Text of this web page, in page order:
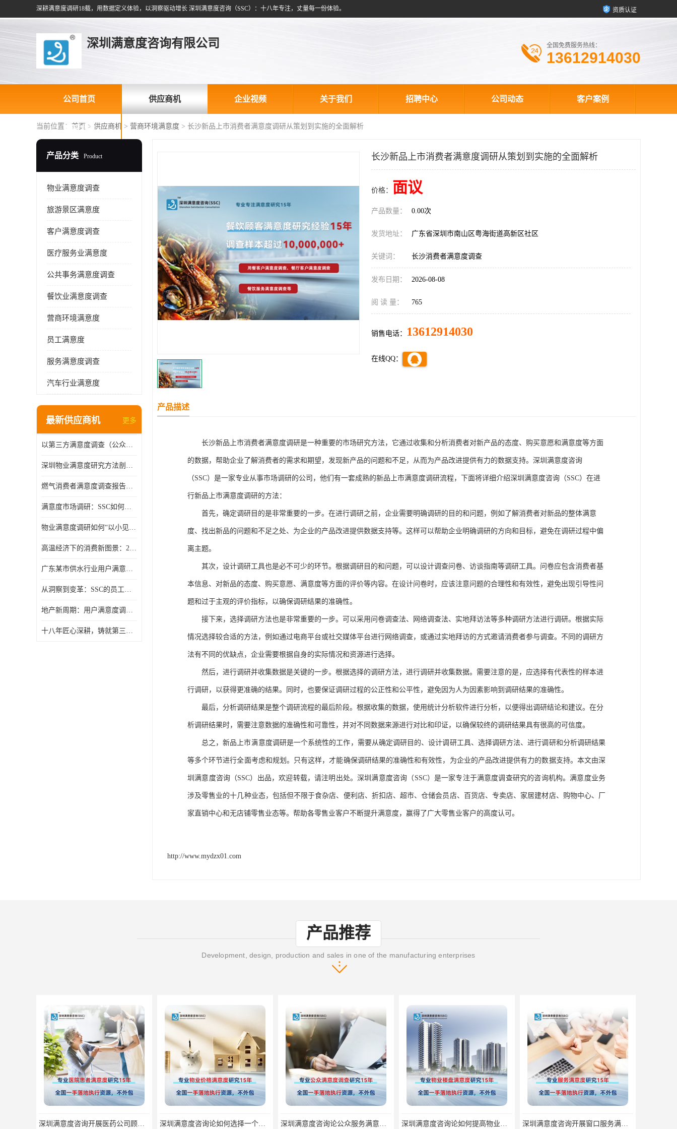
深耕满意度调研18载，用数据定义体验，以洞察驱动增长 深圳满意度咨询（SSC）：十八年专注，丈量每一份体验。 资质认证
深圳满意度咨询有限公司 全国免费服务热线：
13612914030
公司首页 供应商机 企业视频 关于我们 招聘中心 公司动态 客户案例
联系方式
当前位置： 首页 > 供应商机 > 营商环境满意度 > 长沙新品上市消费者满意度调研从策划到实施的全面解析
产品分类 Product
物业满意度调查
旅游景区满意度
客户满意度调查
医疗服务业满意度
公共事务满意度调查
餐饮业满意度调查
营商环境满意度
员工满意度
服务满意度调查
汽车行业满意度
最新供应商机 更多
以第三方满意度调查（公众满意度调查），驱动供水服务升级
深圳物业满意度研究方法剖析：选择合适的“听诊器”
燃气消费者满意度调查报告（公众满意度调查）
满意度市场调研：SSC如何用报告让满意度“活”起来？
物业满意度调研如何“以小见大”？SSC动态抽样模型给出答案
高温经济下的消费新图景：2025年夏季消费满意度洞察
广东某市供水行业用户满意度调查报告
从洞察到变革：SSC的员工满意度调研组织诊断模型
地产新周期：用户满意度调研的价值回归
十八年匠心深耕，铸就第三方满意度调查权威
长沙新品上市消费者满意度调研从策划到实施的全面解析
价格： 面议
产品数量： 0.00次
发货地址： 广东省深圳市南山区粤海街道高新区社区
关键词： 长沙消费者满意度调查
发布日期： 2026-08-08
阅 读 量： 765
销售电话： 13612914030
在线QQ：
产品描述
长沙新品上市消费者满意度调研是一种重要的市场研究方法，它通过收集和分析消费者对新产品的态度、购买意愿和满意度等方面
的数据，帮助企业了解消费者的需求和期望，发现新产品的问题和不足，从而为产品改进提供有力的数据支持。 深圳满意度咨询
（SSC） 是一家专业从事市场调研的公司，他们有一套成熟的新品上市满意度调研流程， 下面将详细介绍深圳满意度咨询（SSC） 在进
行新品上市满意度调研的方法：
首先，确定调研目的是非常重要的一步。在进行调研之前，企业需要明确调研的目的和问题，例如了解消费者对新品的整体满意
度、找出新品的问题和不足之处、为企业的产品改进提供数据支持等。这样可以帮助企业明确调研的方向和目标，避免在调研过程中偏
离主题。
其次，设计调研工具也是必不可少的环节。根据调研目的和问题，可以设计调查问卷、访谈指南等调研工具。问卷应包含消费者基
本信息、对新品的态度、购买意愿、满意度等方面的评价等内容。在设计问卷时，应该注意问题的合理性和有效性，避免出现引导性问
题和过于主观的评价指标，以确保调研结果的准确性。
接下来，选择调研方法也是非常重要的一步。可以采用问卷调查法、网络调查法、实地拜访法等多种调研方法进行调研。根据实际
情况选择较合适的方法，例如通过电商平台或社交媒体平台进行网络调查，或通过实地拜访的方式邀请消费者参与调查。不同的调研方
法有不同的优缺点，企业需要根据自身的实际情况和资源进行选择。
然后，进行调研并收集数据是关键的一步。根据选择的调研方法，进行调研并收集数据。需要注意的是，应选择有代表性的样本进
行调研，以获得更准确的结果。同时，也要保证调研过程的公正性和公平性，避免因为人为因素影响到调研结果的准确性。
最后，分析调研结果是整个调研流程的最后阶段。根据收集的数据，使用统计分析软件进行分析，以便得出调研结论和建议。在分
析调研结果时，需要注意数据的准确性和可靠性，并对不同数据来源进行对比和印证，以确保较终的调研结果具有很高的可信度。
总之，新品上市满意度调研是一个系统性的工作，需要从确定调研目的、设计调研工具、选择调研方法、进行调研和分析调研结果
等多个环节进行全面考虑和规划。只有这样，才能确保调研结果的准确性和有效性，为企业的产品改进提供有力的数据支持。 本文由深
圳满意度咨询（SSC）出品，欢迎转载，请注明出处。深圳满意度咨询（SSC）是一家专注于满意度调查研究的咨询机构。满意度业务
涉及零售业的十几种业态，包括但不限于食杂店、便利店、折扣店、超市、仓储会员店、百货店、专卖店、家居建材店、购物中心、厂
家直销中心和无店铺零售业态等。帮助各零售业客户不断提升满意度， 赢得了广大零售业客户的高度认可 。
http://www.mydzx01.com
产品推荐
Development, design, production and sales in one of the manufacturing enterprises
深圳满意度咨询开展医药公司顾客满意度调查 深圳满意度咨询论如何选择一个好的物业满意度公司 深圳满意度咨询论公众服务满意度调查的意义 深圳满意度咨询论如何提高物业满意度调查 深圳满意度咨询开展窗口服务满意度调查指标设计